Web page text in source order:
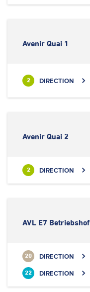
Avenir Quai 1
2 DIRECTION
Avenir Quai 2
2 DIRECTION
AVL E7 Betriebshof
20 DIRECTION
22 DIRECTION